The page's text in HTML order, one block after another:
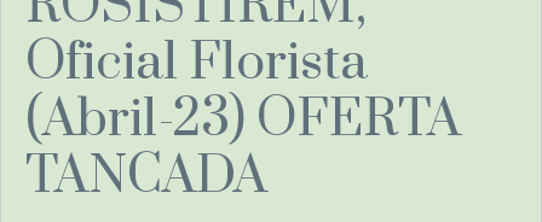
de
treball:
Oficial Florista
(Abril-23) OFERTA
TANCADA